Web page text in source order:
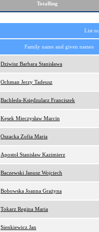
Totalling
List
Family name and given names
Dziwisz Barbara Stanisława
Ochman Jerzy Tadeusz
Bachleda-Księdzularz Franciszek
Kęsek Mieczysław Marcin
Oszacka Zofia Maria
Apostoł Stanisław Kazimierz
Baczewski Janusz Wojciech
Bobowska Joanna Grażyna
Tokarz Regina Maria
Sienkiewicz Jan